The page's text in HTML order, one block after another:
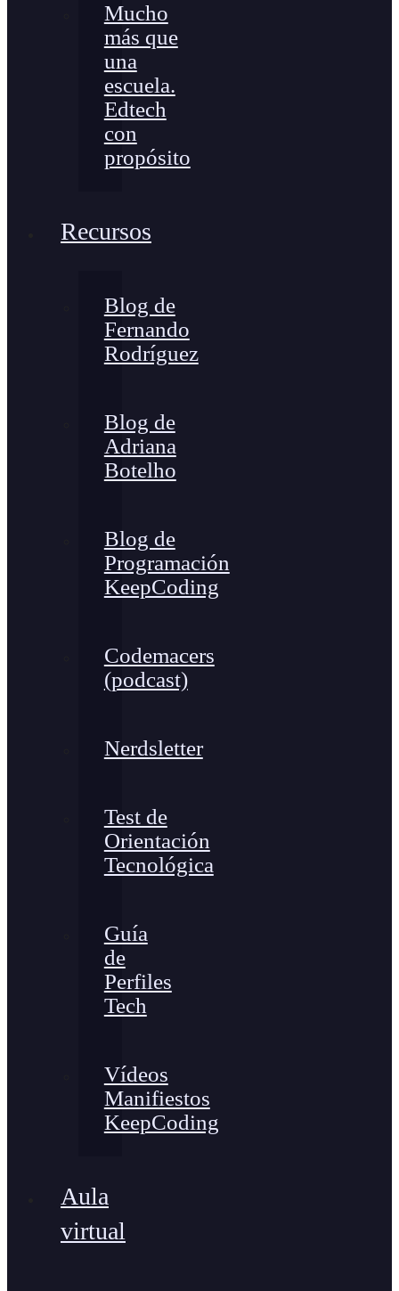
Mucho
más que
una
escuela.
Edtech
con
propósito
Recursos
Blog de
Fernando
Rodríguez
Blog de
Adriana
Botelho
Blog de
Programación
KeepCoding
Codemacers
(podcast)
Nerdsletter
Test de
Orientación
Tecnológica
Guía
de
Perfiles
Tech
Vídeos
Manifiestos
KeepCoding
Aula
virtual